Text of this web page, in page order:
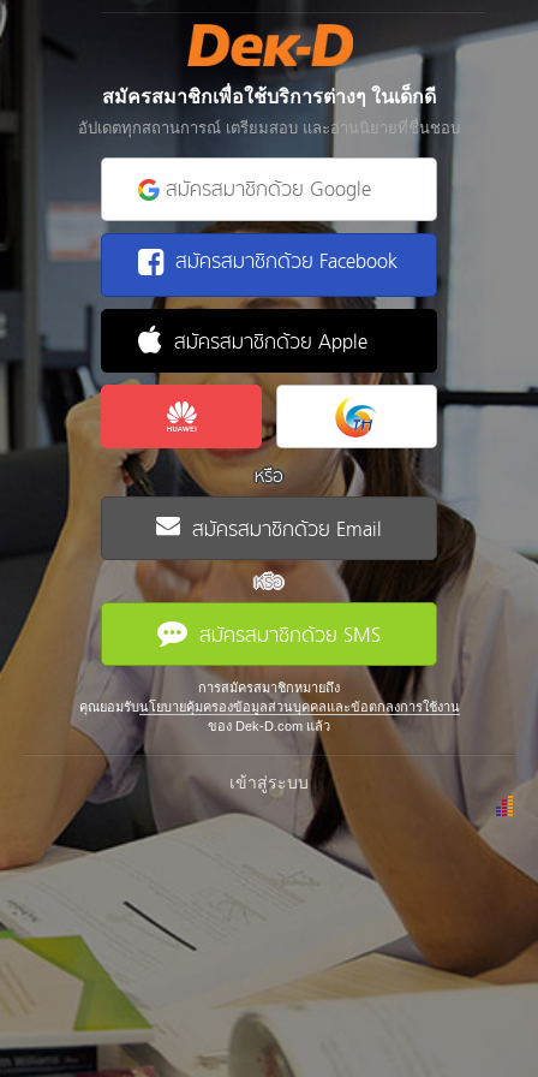
สมัครสมาชิกเพื่อใช้บริการต่างๆ ในเด็กดี
อัปเดตทุกสถานการณ์ เตรียมสอบ และอ่านนิยายที่ชื่นชอบ
สมัครสมาชิกด้วย Google
สมัครสมาชิกด้วย Facebook
สมัครสมาชิกด้วย Apple
หรือ
สมัครสมาชิกด้วย Email
หรือ
สมัครสมาชิกด้วย SMS
การสมัครสมาชิกหมายถึง
คุณยอมรับนโยบายคุ้มครองข้อมูลส่วนบุคคลและข้อตกลงการใช้งาน
ของ Dek-D.com แล้ว
เข้าสู่ระบบ